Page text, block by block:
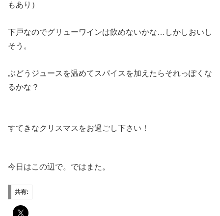
もあり）
下戸なのでグリューワインは飲めないかな…しかしおいし
そう。
ぶどうジュースを温めてスパイスを加えたらそれっぽくな
るかな？
すてきなクリスマスをお過ごし下さい！
今日はこの辺で。ではまた。
共有: